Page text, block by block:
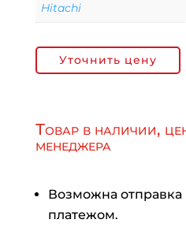
Hitachi
Уточнить цену
Товар в наличии,
менеджера
Возможна
платежом.